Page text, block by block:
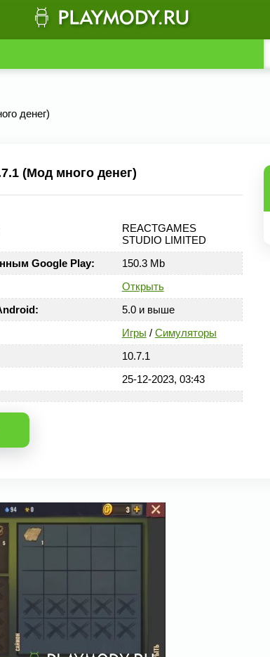
денег)
(Мод много денег)
REACTGAMES
STUDIO LIMITED
Google Play:
150.3 Mb
Открыть
5.0 и выше
Игры / Симуляторы
10.7.1
25-12-2023, 03:43